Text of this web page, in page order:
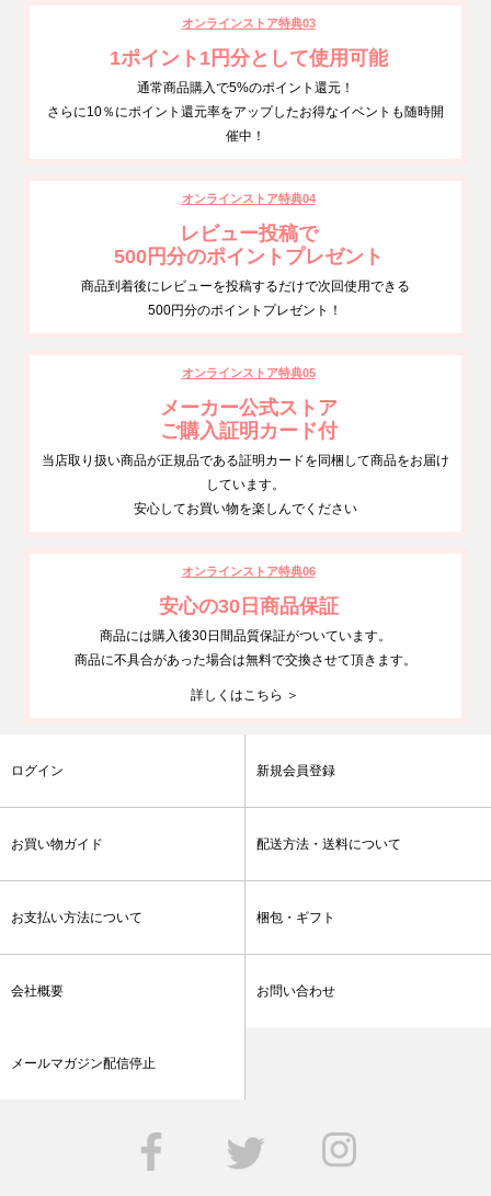
オンラインストア特典03
1ポイント1円分として使用可能
通常商品購入で5%のポイント還元！
さらに10％にポイント還元率をアップしたお得なイベントも随時開
催中！
オンラインストア特典04
レビュー投稿で
500円分のポイントプレゼント
商品到着後にレビューを投稿するだけで次回使用できる
500円分のポイントプレゼント！
オンラインストア特典05
メーカー公式ストア
ご購入証明カード付
当店取り扱い商品が正規品である証明カードを同梱して商品をお届け
しています。
安心してお買い物を楽しんでください
オンラインストア特典06
安心の30日商品保証
商品には購入後30日間品質保証がついています。
商品に不具合があった場合は無料で交換させて頂きます。
詳しくはこちら ＞
ログイン 新規会員登録
お買い物ガイド 配送方法・送料について
お支払い方法について 梱包・ギフト
会社概要 お問い合わせ
メールマガジン配信停止